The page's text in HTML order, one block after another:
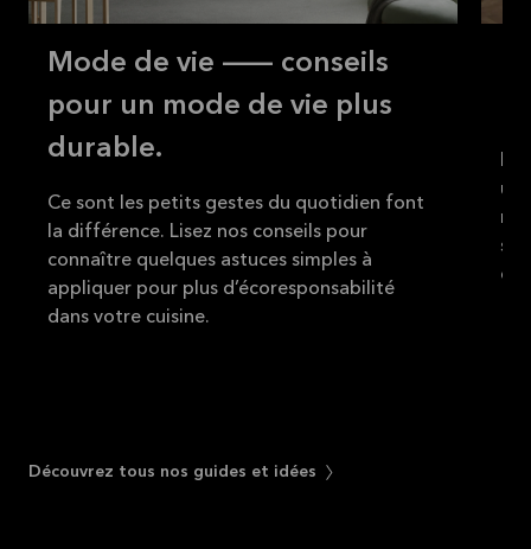
Mode de vie -- conseils
pour un mode de vie plus
durable.
Ce sont les petits gestes du quotidien font
la différence. Lisez nos conseils pour
connaître quelques astuces simples à
appliquer pour plus d’écoresponsabilité
dans votre cuisine.
Découvrez tous nos guides et idées